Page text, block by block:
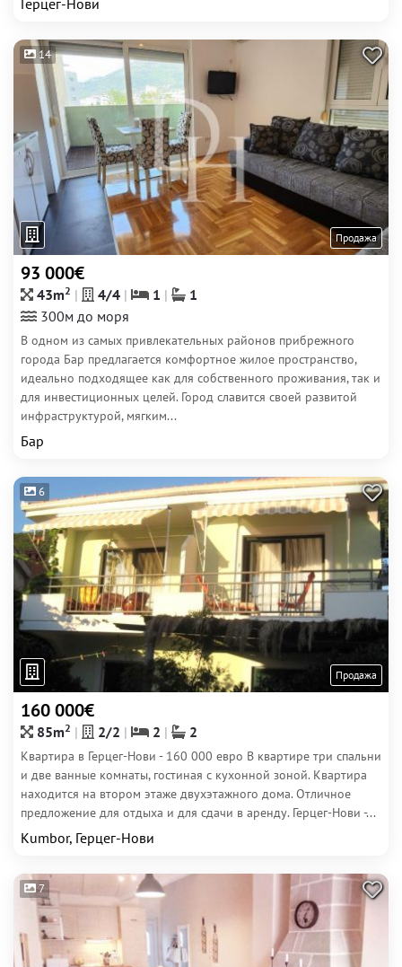
Герцег-Нови
14
Продажа
93 000€
43m2 4/4 1
1
300м до моря
В одном из самых привлекательных районов прибрежного
города Бар предлагается комфортное жилое пространство,
идеально подходящее как для собственного проживания, так и
для инвестиционных целей. Город славится своей развитой
инфраструктурой, мягким...
Бар
6
Продажа
160 000€
85m2 2/2 2 2
Квартира в Герцег-Нови - 160 000 евро В квартире три спальни
и две ванные комнаты, гостиная с кухонной зоной. Квартира
находится на втором этаже двухэтажного дома. Отличное
предложение для отдыха и для сдачи в аренду. Герцег-Нови -...
Kumbor, Герцег-Нови
7